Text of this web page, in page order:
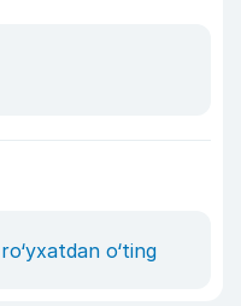
ro‘yxatdan o‘ting